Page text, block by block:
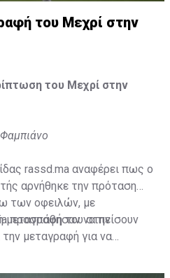
του Μεχρί στην
του Μεχρί στην
rassd.ma αναφέρει πως ο
αρνήθηκε την πρόταση
των οφειλών, με
μεταγραφή του στην
προσπάθησαν να πείσουν
μεταγραφή για να
αρνήθηκε και επέμεινε